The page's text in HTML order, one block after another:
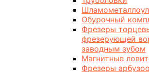
Обурочный
Фрезеры
фрезерующей
заводным зубом
Магнитные
Фрезеры